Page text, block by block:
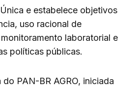
e estabelece objetivos
uso racional de
laboratorial e
políticas públicas.
PAN-BR AGRO, iniciada